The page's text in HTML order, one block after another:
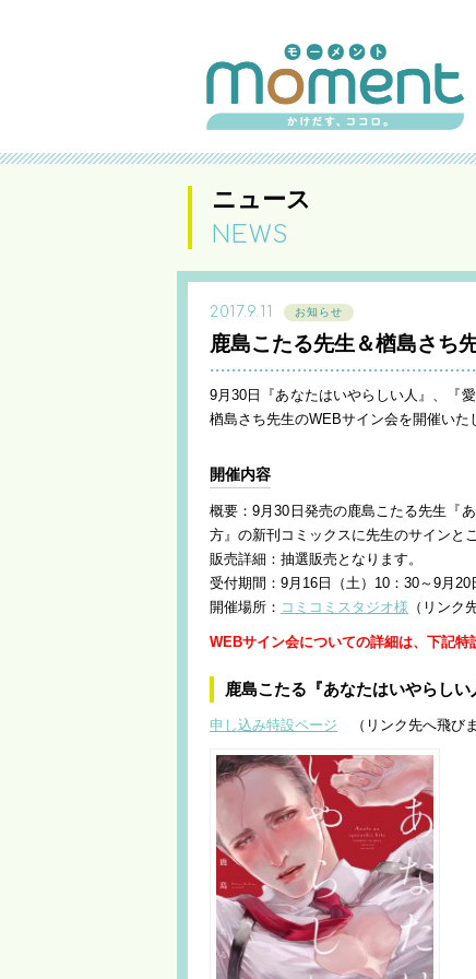
ニュース
NEWS
2017.9.11 お知らせ
鹿島こたる先生＆楢島さち
9月30日『あなたはいやらしい人』、『
楢島さち先生のWEBサイン会を開催いた
開催内容
概要：9月30日発売の鹿島こたる先生『
方』の新刊コミックスに先生のサインと
販売詳細：抽選販売となります。
受付期間：9月16日（土）10：30～9月20
開催場所： コミコミスタジオ様 （リンク
WEBサイン会についての詳細は、下記特
鹿島こたる『あなたはいやらしい
申し込み特設ページ （リンク先へ飛びま